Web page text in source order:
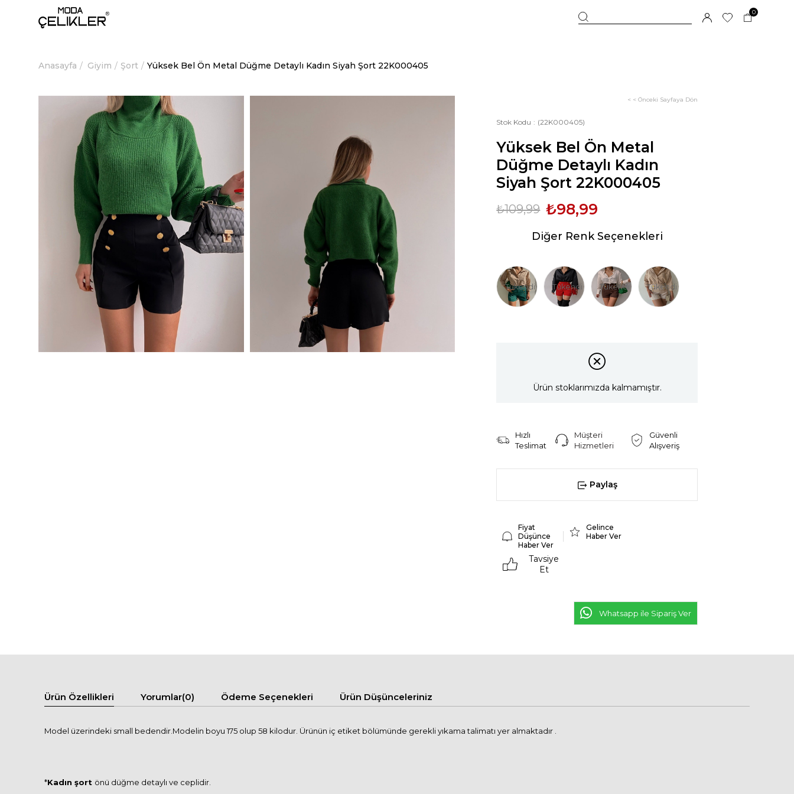
0
Anasayfa Giyim Şort Yüksek Bel Ön Metal Düğme Detaylı Kadın Siyah Şort 22K000405
< < Önceki Sayfaya Dön
Stok Kodu (22K000405)
Yüksek Bel Ön Metal
Düğme Detaylı Kadın
Siyah Şort 22K000405
₺109,99 ₺98,99
Diğer Renk Seçenekleri
Tükendi Tükendi Tükendi Tükendi
Ürün stoklarımızda kalmamıştır.
Hızlı
Teslimat
Müşteri
Hizmetleri
Güvenli
Alışveriş
Paylaş
Fiyat
Düşünce
Haber Ver
Gelince
Haber Ver
Tavsiye
Et
Whatsapp ile Sipariş Ver
Ürün Özellikleri Yorumlar(0) Ödeme Seçenekleri Ürün Düşünceleriniz
Model üzerindeki small bedendir.Modelin boyu 175 olup 58 kilodur. Ürünün iç etiket bölümünde gerekli yıkama talimatı yer almaktadır .
*Kadın şort önü düğme detaylı ve ceplidir.